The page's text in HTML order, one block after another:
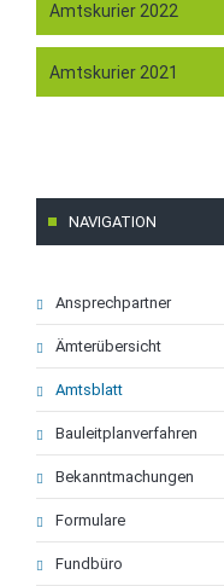
Amtskurier 2022
Amtskurier 2021
NAVIGATION
Navigation
überspringen
Ansprechpartner
Ämterübersicht
Amtsblatt
Bauleitplanverfahren
Bekanntmachungen
Formulare
Fundbüro